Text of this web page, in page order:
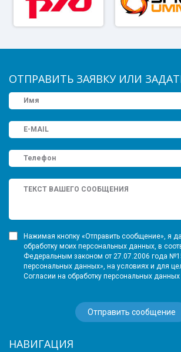
ОТПРАВИТЬ ЗАЯВКУ ИЛИ
Нажимая кнопку «Отправить сообщение», я
обработку моих персональных данных, в
Федеральным законом от 27.07.2006 года
персональных данных», на условиях и для
Согласии на обработку персональных данных
НАВИГАЦИЯ